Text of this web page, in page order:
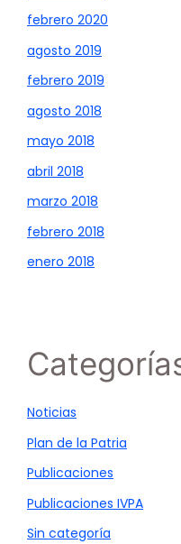
febrero 2020
agosto 2019
febrero 2019
agosto 2018
mayo 2018
abril 2018
marzo 2018
febrero 2018
enero 2018
Noticias
Plan de la Patria
Publicaciones
Publicaciones IVPA
Sin categoría